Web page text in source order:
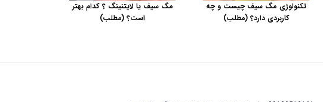
تکنولوژی مگ سیف چیست و چه
کاربردی دارد؟ (مطلب)
مگ سیف یا لایتنینگ ؟ کدام بهتر
است؟ (مطلب)